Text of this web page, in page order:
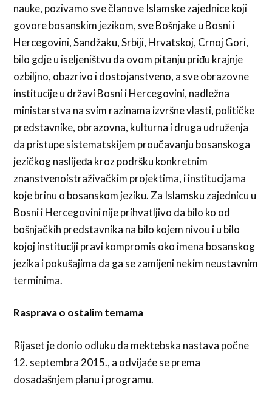
nauke, pozivamo sve članove Islamske zajednice koji
govore bosanskim jezikom, sve Bošnjake u Bosni i
Hercegovini, Sandžaku, Srbiji, Hrvatskoj, Crnoj Gori,
bilo gdje u iseljeništvu da ovom pitanju priđu krajnje
ozbiljno, obazrivo i dostojanstveno, a sve obrazovne
institucije u državi Bosni i Hercegovini, nadležna
ministarstva na svim razinama izvršne vlasti, političke
predstavnike, obrazovna, kulturna i druga udruženja
da pristupe sistematskijem proučavanju bosanskoga
jezičkog naslijeđa kroz podršku konkretnim
znanstvenoistraživačkim projektima, i institucijama
koje brinu o bosanskom jeziku. Za Islamsku zajednicu u
Bosni i Hercegovini nije prihvatljivo da bilo ko od
bošnjačkih predstavnika na bilo kojem nivou i u bilo
kojoj instituciji pravi kompromis oko imena bosanskog
jezika i pokušajima da ga se zamijeni nekim neustavnim
terminima.
Rasprava o ostalim temama
Rijaset je donio odluku da mektebska nastava počne
12. septembra 2015., a odvijaće se prema
dosadašnjem planu i programu.